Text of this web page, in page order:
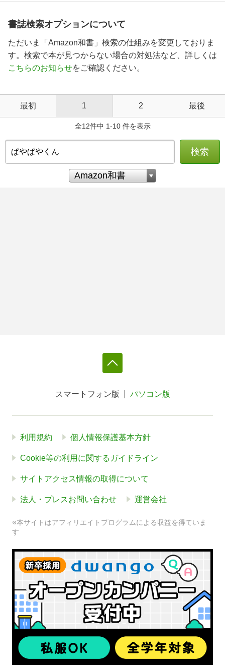
書誌検索オプションについて
ただいま「Amazon和書」検索の仕組みを変更しておりま
す。検索で本が見つからない場合の対処法など、詳しくは
こちらのお知らせをご確認ください。
最初 1 2 最後
全12件中 1-10 件を表示
検索
スマートフォン版 パソコン版
利用規約 個人情報保護基本方針
Cookie等の利用に関するガイドライン
サイトアクセス情報の取得について
法人・プレスお問い合わせ 運営会社
※本サイトはアフィリエイトプログラムによる収益を得ていま
す